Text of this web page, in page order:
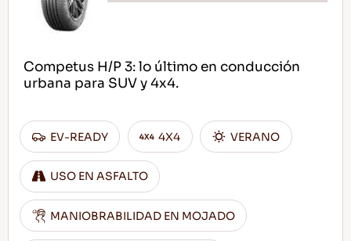
Competus H/P 3: lo último en conducción
urbana para SUV y 4x4.
EV-READY 4X4 VERANO
USO EN ASFALTO
MANIOBRABILIDAD EN MOJADO